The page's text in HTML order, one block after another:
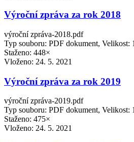
Výroční zpráva za rok 2018
výroční zpráva-2018.pdf
Typ souboru: PDF dokument, Velikost:
Staženo: 448×
Vloženo: 24. 5. 2021
Výroční zpráva za rok 2019
výroční zpráva-2019.pdf
Typ souboru: PDF dokument, Velikost:
Staženo: 475×
Vloženo: 24. 5. 2021